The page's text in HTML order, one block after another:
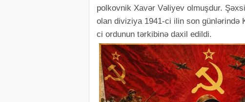
polkovnik Xavər Vəliyev olmuşdur.
olan diviziya 1941-ci ilin son günlərində
ci ordunun tərkibinə daxil edildi.